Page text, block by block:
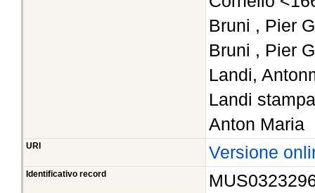
Bruni , Pier
Bruni , Pier
Landi,
Landi
Anton Maria
URI Versione
Identificativo record